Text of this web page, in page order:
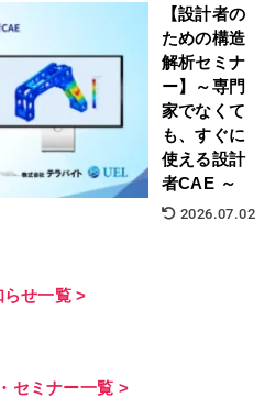
【設計者の
ための構造
解析セミナ
ー】～専門
家でなくて
も、すぐに
使える設計
者CAE ～
2026.07.02
らせ一覧 >
セミナー一覧 >